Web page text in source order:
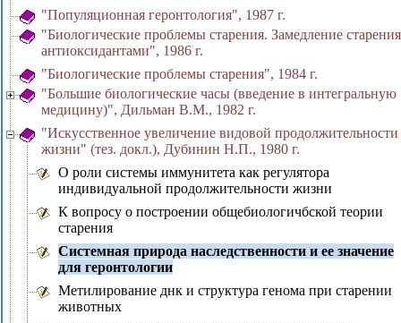
"Популяционная геронтология", 1987 г.
"Биологические проблемы старения. Замедление старения
антиоксидантами", 1986 г.
"Биологические проблемы старения", 1984 г.
"Большие биологические часы (введение в интегральную
медицину)", Дильман В.М., 1982 г.
"Искусственное увеличение видовой продолжительности
жизни" (тез. докл.), Дубинин Н.П., 1980 г.
О роли системы иммунитета как регулятора
индивидуальной продолжительности жизни
К вопросу о построении общебиологичбской теории
старения
Системная природа наследственности и ее значение
для геронтологии
Метилирование днк и структура генома при старении
животных